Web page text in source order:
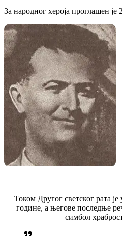
За народног хероја проглашен је
Током Другог светског рата
године, а његове последње
симбол